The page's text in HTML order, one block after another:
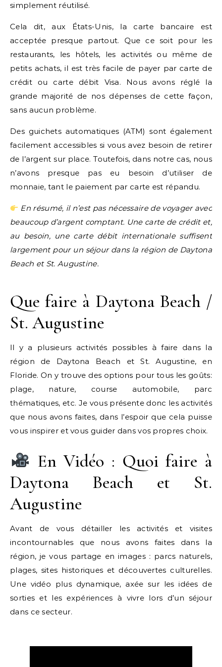
simplement réutilisé.
Cela dit, aux États-Unis, la carte bancaire est
acceptée presque partout. Que ce soit pour les
restaurants, les hôtels, les activités ou même de
petits achats, il est très facile de payer par carte de
crédit ou carte débit Visa. Nous avons réglé la
grande majorité de nos dépenses de cette façon,
sans aucun problème.
Des guichets automatiques (ATM) sont également
facilement accessibles si vous avez besoin de retirer
de l’argent sur place. Toutefois, dans notre cas, nous
n’avons presque pas eu besoin d’utiliser de
monnaie, tant le paiement par carte est répandu.
En résumé, il n’est pas nécessaire de voyager avec
beaucoup d’argent comptant. Une carte de crédit et,
au besoin, une carte débit internationale suffisent
largement pour un séjour dans la région de Daytona
Beach et St. Augustine.
Que faire à Daytona Beach /
St. Augustine
Il y a plusieurs activités possibles à faire dans la
région de Daytona Beach et St. Augustine, en
Floride. On y trouve des options pour tous les goûts:
plage, nature, course automobile, parc
thématiques, etc. Je vous présente donc les activités
que nous avons faites, dans l’espoir que cela puisse
vous inspirer et vous guider dans vos propres choix.
En Vidéo : Quoi faire à
Daytona Beach et St.
Augustine
Avant de vous détailler les activités et visites
incontournables que nous avons faites dans la
région, je vous partage en images : parcs naturels,
plages, sites historiques et découvertes culturelles.
Une vidéo plus dynamique, axée sur les idées de
sorties et les expériences à vivre lors d’un séjour
dans ce secteur.